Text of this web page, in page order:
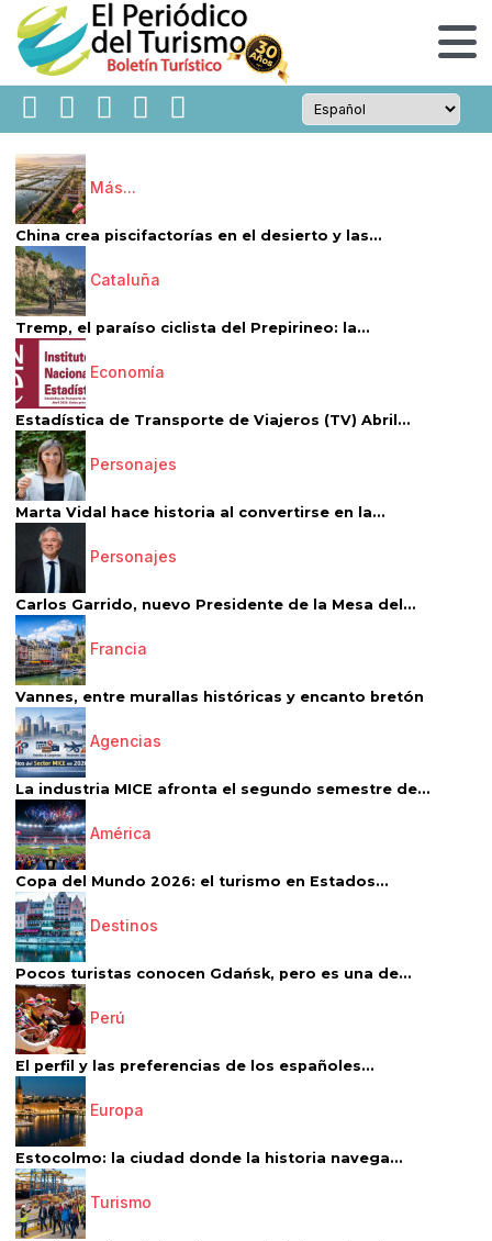
Más...
China crea piscifactorías en el desierto y las...
Cataluña
Tremp, el paraíso ciclista del Prepirineo: la...
Economía
Estadística de Transporte de Viajeros (TV) Abril...
Personajes
Marta Vidal hace historia al convertirse en la...
Personajes
Carlos Garrido, nuevo Presidente de la Mesa del...
Francia
Vannes, entre murallas históricas y encanto bretón
Agencias
La industria MICE afronta el segundo semestre de...
América
Copa del Mundo 2026: el turismo en Estados...
Destinos
Pocos turistas conocen Gdańsk, pero es una de...
Perú
El perfil y las preferencias de los españoles...
Europa
Estocolmo: la ciudad donde la historia navega...
Turismo